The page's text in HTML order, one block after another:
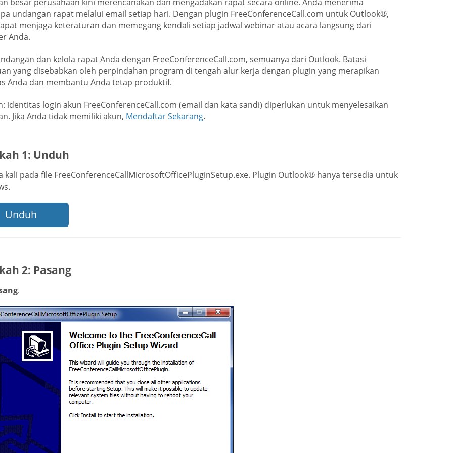
undangan rapat melalui email setiap hari. Dengan plugin FreeConferenceCall.com untuk Outlook®,
menjaga keteraturan dan memegang kendali setiap jadwal webinar atau acara langsung dari
Anda.
dan kelola rapat Anda dengan FreeConferenceCall.com, semuanya dari Outlook. Batasi
yang disebabkan oleh perpindahan program di tengah alur kerja dengan plugin yang merapikan
Anda dan membantu Anda tetap produktif.
identitas login akun FreeConferenceCall.com (email dan kata sandi) diperlukan untuk menyelesaikan
Jika Anda tidak memiliki akun, Mendaftar Sekarang.
1: Unduh
kali pada file FreeConferenceCallMicrosoftOfficePluginSetup.exe. Plugin Outlook® hanya tersedia untuk
Unduh
2: Pasang
.